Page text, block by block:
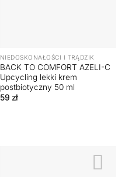
NIEDOSKONAŁOŚCI I TRĄDZIK
BACK TO COMFORT AZELI-C
Upcycling lekki krem
postbiotyczny 50 ml
59 zł